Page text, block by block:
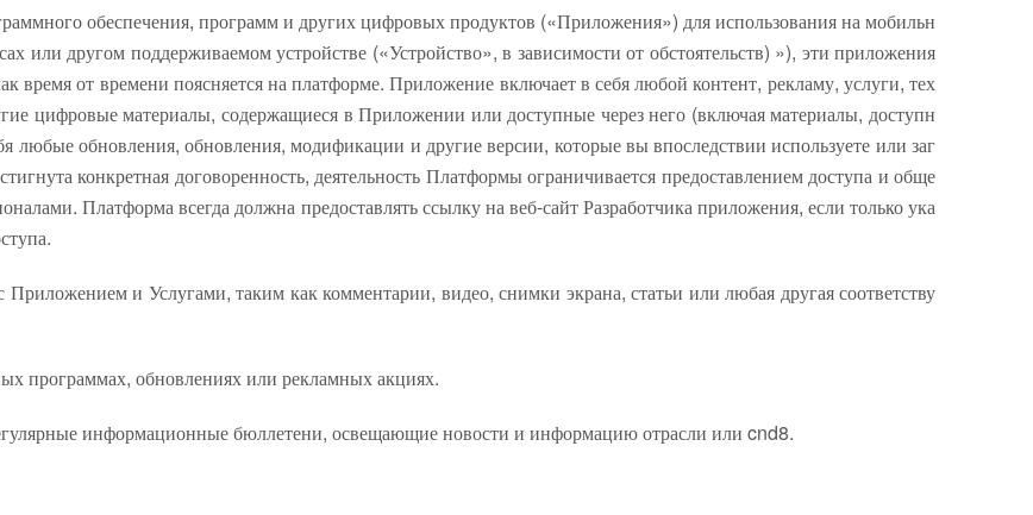
обеспечения, программ и других цифровых продуктов («Приложения») для использования на мобильн
или другом поддерживаемом устройстве («Устройство», в зависимости от обстоятельств) »), эти приложения
от времени поясняется на платформе. Приложение включает в себя любой контент, рекламу, услуги, тех
цифровые материалы, содержащиеся в Приложении или доступные через него (включая материалы, доступн
любые обновления, обновления, модификации и другие версии, которые вы впоследствии используете или заг
конкретная договоренность, деятельность Платформы ограничивается предоставлением доступа и обще
Платформа всегда должна предоставлять ссылку на веб-сайт Разработчика приложения, если только ука
и Услугами, таким как комментарии, видео, снимки экрана, статьи или любая другая соответству
программах, обновлениях или рекламных акциях.
информационные бюллетени, освещающие новости и информацию отрасли или cnd8.